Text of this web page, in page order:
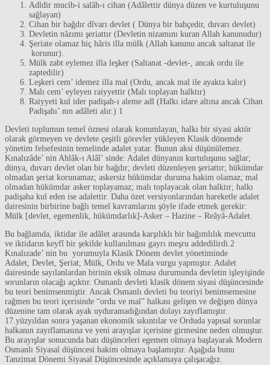
Adldir mucib-i salâh-ı cihan (Adâlettir dünya düzen ve kurtuluşunu
sağlayan)
Cihan bir bağdır dîvarı devlet ( Dünya bir bahçedir, duvarı devlet)
Devletin nâzımı şeriattır (Devletin nizamını kuran Allah kanunudur)
Şeriate olamaz hiç hâris illa mülk (Allah kanunu ancak saltanat ile
korunur).
Mülk zabt eylemez illa leşker (Saltanat -devlet-, ancak ordu ile
zaptedilir)
Leşkeri cem’ idemez illa mal (Ordu, ancak mal ile ayakta kalır)
Malı cem’ eyleyen raiyyettir (Malı toplayan halktır)
Raiyyeti kul ider padişah-ı aleme adl (Halkı idare altına ancak Cihan
Padişahı’ nın adâleti alır.) 1
Devleti toplumun temel öznesi olarak konumlayan, halkı bir siyasi aktör
olarak görmeyen ve devlete çeşitli görevler yükleyen Klasik dönemde
yönetim felsefesinin temelinde adalet yatar. Bunun aksi düşünülemez.
Kınalızâde’ nin Ahlâk-ı Alâî’ sinde: Adalet dünyanın kurtuluşunu sağlar;
dünya, duvarı devlet olan bir bağdır; devleti düzenleyen şeriattır; hükümdar
olmadan şeriat korunamaz; askersiz hükümdar duruma hakim olamaz; mal
olmadan hükümdar asker toplayamaz; malı toplayacak olan halktır; halkı
padişaha kul eden ise adalettir. Daha özet versiyonlarından hareketle adalet
dairesinin birbirine bağlı temel kavramlarını şöyle ifade etmek gerekir:
Mülk [devlet, egemenlik, hükümdarlık]-Asker – Hazine – Reâyâ-Adalet.
Bu bağlamda, iktidar ile adâlet arasında karşılıklı bir bağımlılık mevcuttu
ve iktidarın keyfî bir şekilde kullanılması gayrı meşru addedilirdi.2
Kınalızade’ nin bu yorumuyla Klasik Dönem devlet yönetiminde
Adalet, Devlet, Şeriat, Mülk, Ordu ve Mala vurgu yapmıştır. Adalet
dairesinde sayılanlardan birinin eksik olması durumunda devletin işleyişinde
sorunların olacağı açıktır. Osmanlı devleti klasik dönem siyasi düşüncesinde
bu teori benimsenmiştir. Ancak Osmanlı devleti bu teoriyi benimsemesine
rağmen bu teori içerisinde “ordu ve mal” halkası gelişen ve değişen dünya
düzenine tam olarak ayak uyduramadığından dolayı zayıflamıştır.
17.yüzyıldan sonra yaşanan ekonomik sıkıntılar ve Orduda yapısal sorunlar
halkanın zayıflamasına ve yeni arayışlar içerisine girmesine neden olmuştur.
Bu arayışlar sonucunda batı düşünceleri egemen olmaya başlayarak Modern
Osmanlı Siyasal düşüncesi hakim olmaya başlamıştır. Aşağıda bunu
Tanzimat Dönemi Siyasal Düşüncesinde açıklamaya çalışacağız.